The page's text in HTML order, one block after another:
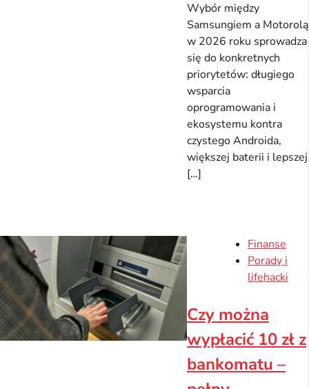
Wybór między
Samsungiem a Motorolą
w 2026 roku sprowadza
się do konkretnych
priorytetów: długiego
wsparcia
oprogramowania i
ekosystemu kontra
czystego Androida,
większej baterii i lepszej
[…]
Finanse
Porady i
lifehacki
Czy można
wypłacić 10 zł z
bankomatu –